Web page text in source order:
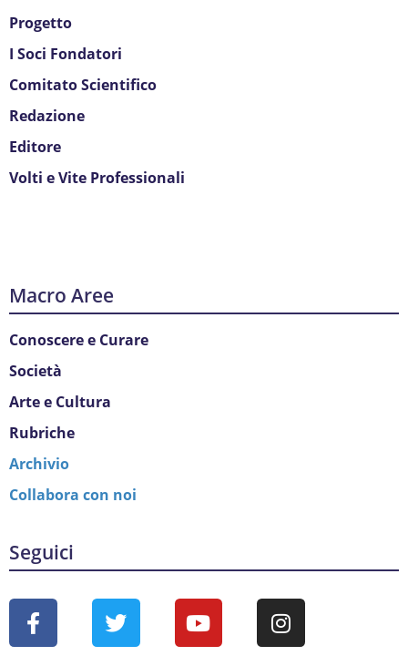
Progetto
I Soci Fondatori
Comitato Scientifico
Redazione
Editore
Volti e Vite Professionali
Macro Aree
Conoscere e Curare
Società
Arte e Cultura
Rubriche
Archivio
Collabora con noi
Seguici